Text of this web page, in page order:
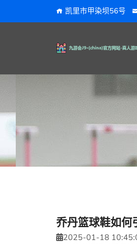
凯里市甲染坝56号
乔丹篮球鞋如何
2025-01-18